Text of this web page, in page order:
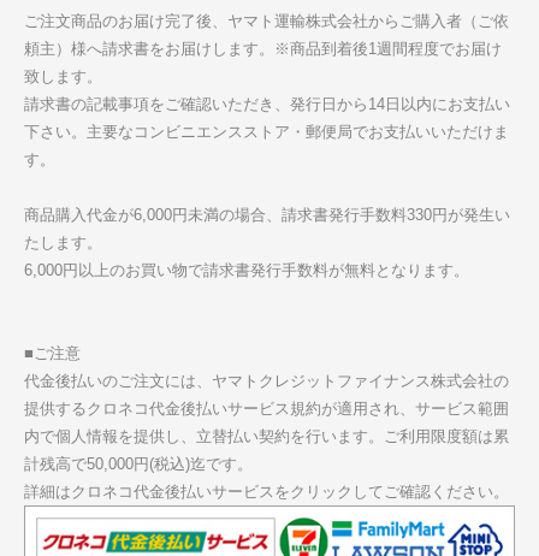
ご注文商品のお届け完了後、ヤマト運輸株式会社からご購入者（ご依
頼主）様へ請求書をお届けします。※商品到着後1週間程度でお届け
致します。
請求書の記載事項をご確認いただき、発行日から14日以内にお支払い
下さい。主要なコンビニエンスストア・郵便局でお支払いいただけま
す。
商品購入代金が6,000円未満の場合、請求書発行手数料330円が発生い
たします。
6,000円以上のお買い物で請求書発行手数料が無料となります。
■ご注意
代金後払いのご注文には、ヤマトクレジットファイナンス株式会社の
提供するクロネコ代金後払いサービス規約が適用され、サービス範囲
内で個人情報を提供し、立替払い契約を行います。ご利用限度額は累
計残高で50,000円(税込)迄です。
詳細はクロネコ代金後払いサービスをクリックしてご確認ください。